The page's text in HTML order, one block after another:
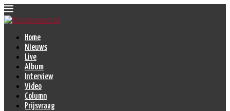
Home
Nieuws
Live
Album
Interview
Video
Column
Prijsvraag